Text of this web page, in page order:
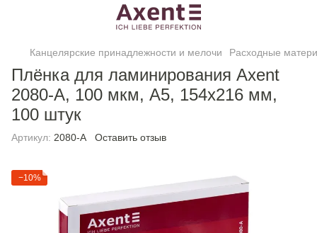
Канцелярские принадлежности и мелочи Расходные
Плёнка для ламинирования Axent
2080-A, 100 мкм, A5, 154х216 мм,
100 штук
Артикул: 2080-A Оставить отзыв
−10%